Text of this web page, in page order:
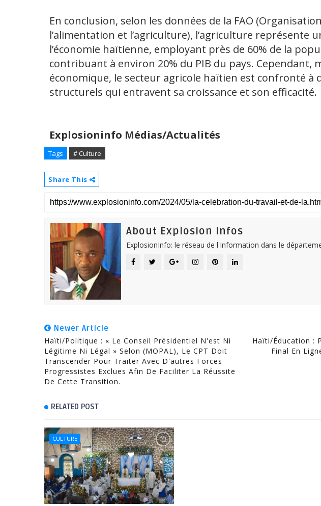
En conclusion, selon les données de la FAO
l’alimentation et l’agriculture), l’agriculture représente
l’économie haïtienne, employant près de 60% de la
contribuant à environ 20% du PIB du pays. Cependant,
économique, le secteur agricole haïtien est confronté à
structurels qui entravent sa croissance et son efficacité.
Explosioninfo Médias/Actualités
Tags # Culture
Share This
About Explosion Infos
ExplosionInfo: le réseau de l'Information dans le
Newer Article
Haïti/Politique : « Le Conseil Présidentiel N'est Ni
Légitime Ni Légal » Selon (MOPAL), Le CPT Doit
Transcender Pour Traiter Avec D'autres Forces
Progressistes Exclues Afin De Faciliter La Réussite
De Cette Transition.
Haïti/Éducation :
Final En
RELATED POST
CULTURE